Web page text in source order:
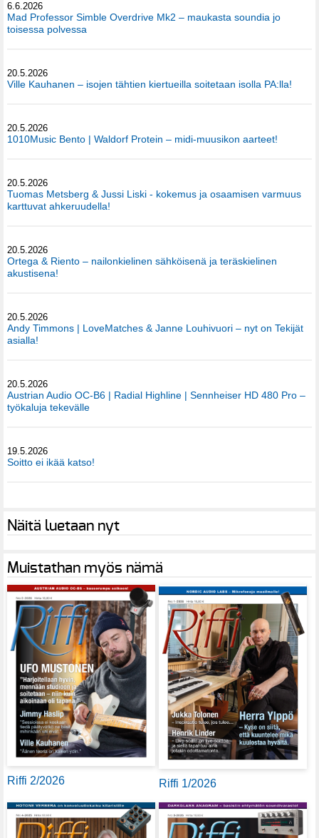
6.6.2026
Mad Professor Simble Overdrive Mk2 – maukasta soundia jo
toisessa polvessa
20.5.2026
Ville Kauhanen – isojen tähtien kiertueilla soitetaan isolla PA:lla!
20.5.2026
1010Music Bento | Waldorf Protein – midi-muusikon aarteet!
20.5.2026
Tuomas Metsberg & Jussi Liski - kokemus ja osaamisen varmuus
karttuvat ahkeruudella!
20.5.2026
Ortega & Riento – nailonkielinen sähköisenä ja teräskielinen
akustisena!
20.5.2026
Andy Timmons | LoveMatches & Janne Louhivuori – nyt on Tekijät
asialla!
20.5.2026
Austrian Audio OC-B6 | Radial Highline | Sennheiser HD 480 Pro –
työkaluja tekevälle
19.5.2026
Soitto ei ikää katso!
Näitä luetaan nyt
Muistathan myös nämä
Riffi 2/2026 Riffi 1/2026